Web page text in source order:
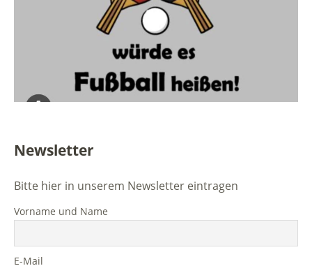
Newsletter
Bitte hier in unserem Newsletter eintragen
Vorname und Name
E-Mail